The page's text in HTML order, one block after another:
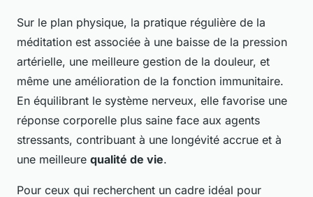
Sur le plan physique, la pratique régulière de la
méditation est associée à une baisse de la pression
artérielle, une meilleure gestion de la douleur, et
même une amélioration de la fonction immunitaire.
En équilibrant le système nerveux, elle favorise une
réponse corporelle plus saine face aux agents
stressants, contribuant à une longévité accrue et à
une meilleure qualité de vie.
Pour ceux qui recherchent un cadre idéal pour